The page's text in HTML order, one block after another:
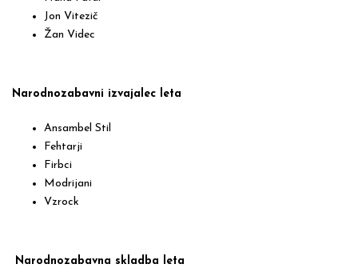
Jon Vitezič
Žan Videc
Narodnozabavni izvajalec leta
Ansambel Stil
Fehtarji
Firbci
Modrijani
Vzrock
Narodnozabavna skladba leta